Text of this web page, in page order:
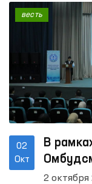
вопросам
02
Окт
В
2 октября
весть